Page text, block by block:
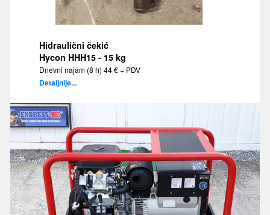
Hidraulični čekić
Hycon HHH15 - 15 kg
Dnevni najam (8 h) 44 € + PDV
Detaljnije...